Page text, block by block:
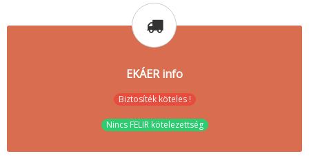
EKÁER info
Biztosíték köteles !
Nincs FELIR kötelezettség